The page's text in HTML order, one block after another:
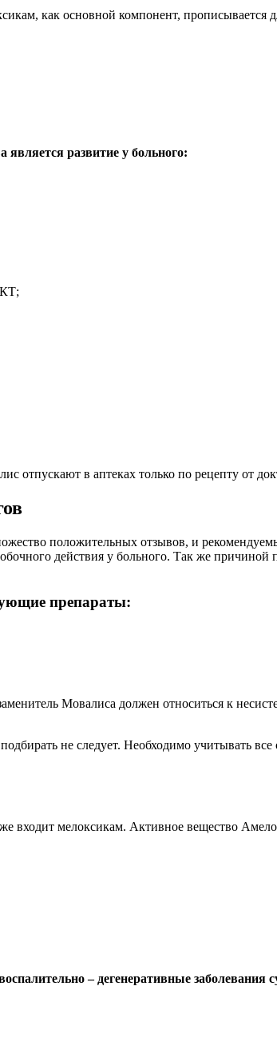
как основной компонент, прописывается
развитие у больного:
отпускают в аптеках только по рецепту от
положительных отзывов, и
действия у больного. Так же причиной
препараты:
Мовалиса должен относиться к
не следует. Необходимо учитывать
входит мелоксикам. Активное вещество
– дегенеративные заболевания